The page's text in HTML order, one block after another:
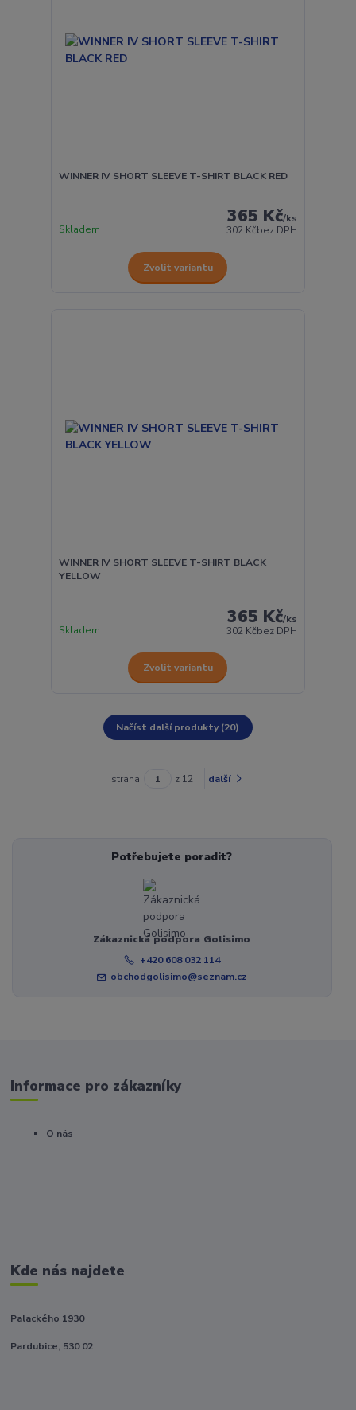
WINNER IV SHORT SLEEVE T-SHIRT BLACK RED
365 Kč/ks
302 Kčbez DPH
Skladem
Zvolit variantu
WINNER IV SHORT SLEEVE T-SHIRT BLACK
YELLOW
365 Kč/ks
302 Kčbez DPH
Skladem
Zvolit variantu
Načíst další produkty (20)
strana z 12 další
Potřebujete poradit?
Zákaznická podpora Golisimo
+420 608 032 114
obchodgolisimo@seznam.cz
Informace pro zákazníky
O nás
Kde nás najdete
Palackého 1930
Pardubice, 530 02